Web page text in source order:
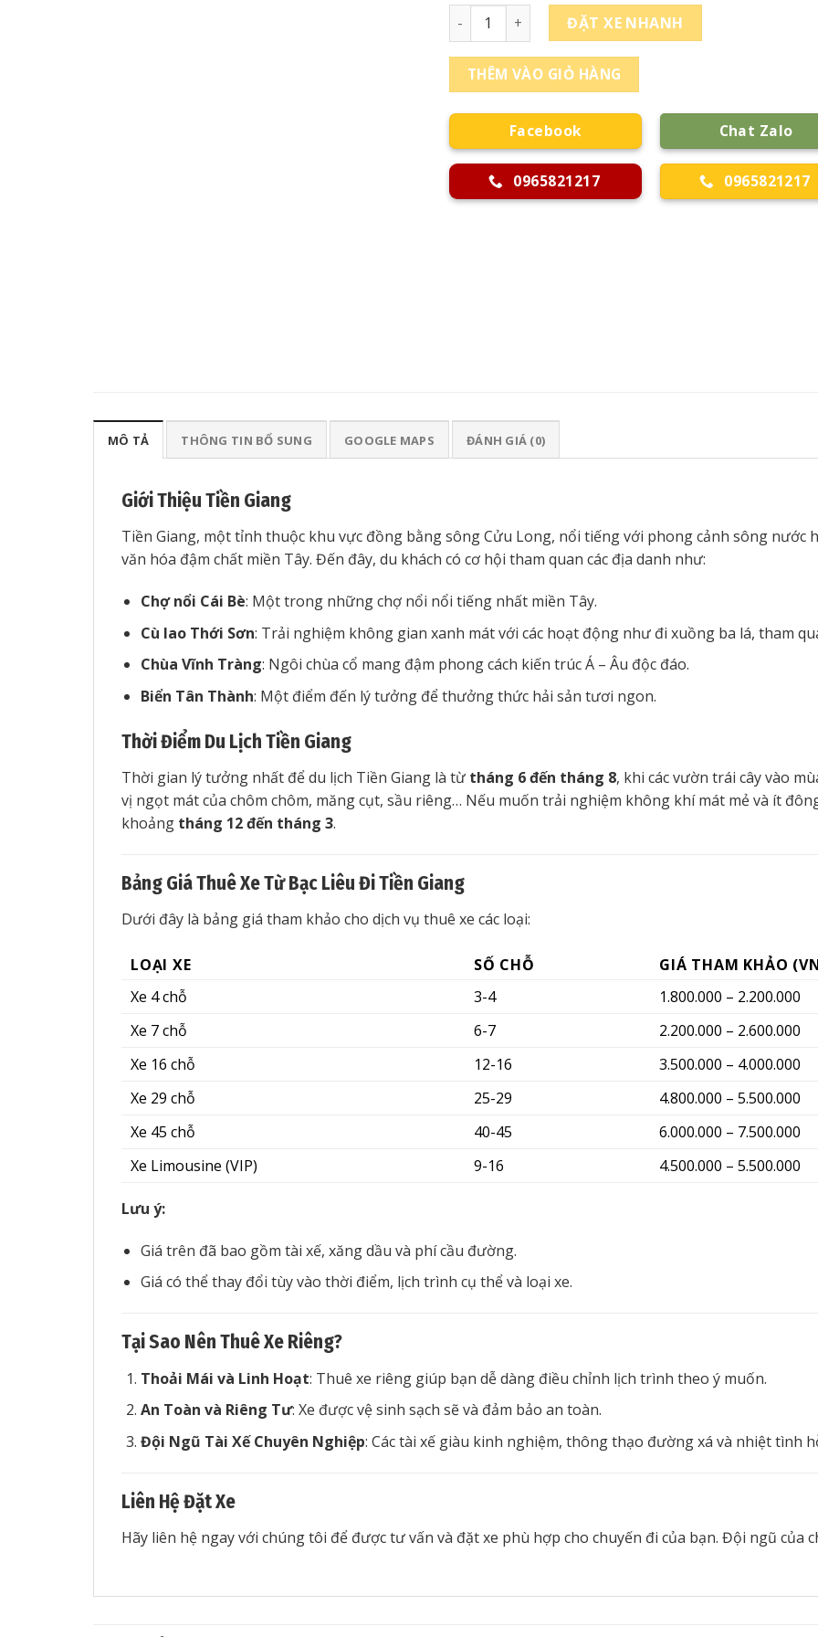
Thuê Xe Từ Bạc Liêu Đi Tiền Giang số lượng
ĐẶT XE NHANH
THÊM VÀO GIỎ HÀNG
Facebook
0965821217
Chat Zalo
0965821217
MÔ TẢ THÔNG TIN BỔ SUNG GOOGLE MAPS ĐÁNH GIÁ (0)
Giới Thiệu Tiền Giang
Tiền Giang, một tỉnh thuộc khu vực đồng bằng sông Cửu Long, nổi tiếng với phong cảnh sông nước
văn hóa đậm chất miền Tây. Đến đây, du khách có cơ hội tham quan các địa danh như:
Chợ nổi Cái Bè: Một trong những chợ nổi nổi tiếng nhất miền Tây.
Cù lao Thới Sơn: Trải nghiệm không gian xanh mát với các hoạt động như đi xuồng ba lá, tham
Chùa Vĩnh Tràng: Ngôi chùa cổ mang đậm phong cách kiến trúc Á – Âu độc đáo.
Biển Tân Thành: Một điểm đến lý tưởng để thưởng thức hải sản tươi ngon.
Thời Điểm Du Lịch Tiền Giang
Thời gian lý tưởng nhất để du lịch Tiền Giang là từ tháng 6 đến tháng 8, khi các vườn trái cây vào
vị ngọt mát của chôm chôm, măng cụt, sầu riêng… Nếu muốn trải nghiệm không khí mát mẻ và ít
khoảng tháng 12 đến tháng 3.
Bảng Giá Thuê Xe Từ Bạc Liêu Đi Tiền Giang
Dưới đây là bảng giá tham khảo cho dịch vụ thuê xe các loại:
LOẠI XE SỐ CHỖ
GIÁ THAM KHẢO
Xe 4 chỗ
3-4
1.800.000 – 2.200.000
Xe 7 chỗ
6-7
2.200.000 – 2.600.000
Xe 16 chỗ
12-16
3.500.000 – 4.000.000
Xe 29 chỗ
25-29
4.800.000 – 5.500.000
Xe 45 chỗ
40-45
6.000.000 – 7.500.000
Xe Limousine (VIP)
9-16 4.500.000 – 5.500.000
Lưu ý:
Giá trên đã bao gồm tài xế, xăng dầu và phí cầu đường.
Giá có thể thay đổi tùy vào thời điểm, lịch trình cụ thể và loại xe.
Tại Sao Nên Thuê Xe Riêng?
Thoải Mái và Linh Hoạt: Thuê xe riêng giúp bạn dễ dàng điều chỉnh lịch trình theo ý muốn.
An Toàn và Riêng Tư: Xe được vệ sinh sạch sẽ và đảm bảo an toàn.
Đội Ngũ Tài Xế Chuyên Nghiệp: Các tài xế giàu kinh nghiệm, thông thạo đường xá và nhiệt tình
Liên Hệ Đặt Xe
Hãy liên hệ ngay với chúng tôi để được tư vấn và đặt xe phù hợp cho chuyến đi của bạn. Đội ngũ của